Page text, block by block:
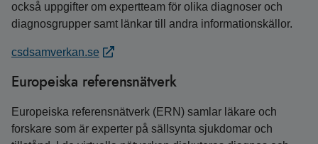
också uppgifter om expertteam för olika diagnoser och
diagnosgrupper samt länkar till andra informationskällor.
csdsamverkan.se
Europeiska referensnätverk
Europeiska referensnätverk (ERN) samlar läkare och
forskare som är experter på sällsynta sjukdomar och